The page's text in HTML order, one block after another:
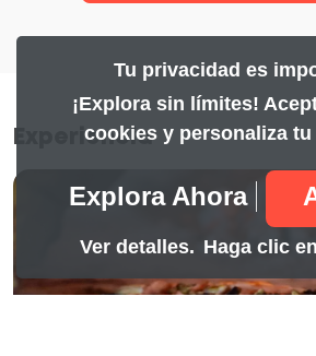
Experiencia
Tu privacidad es
¡Explora sin límites!
cookies y personaliza tu
Explora Ahora
Ver detalles. Haga clic